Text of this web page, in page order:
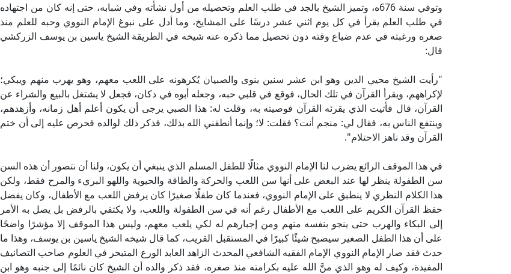
وتوفي سنة 676ه، وتميز الشيخ بالجد في طلب العلم وتحصيله من أول نشأته وفي شبابه، حتى إنه كان من اجتهاده
في طلب العلم يقرأ في كل يوم اثني عشر درسًا على المشايخ، وما أدل على نبوغ الإمام النووي وحبه للعلم منذ
صغره ورغبته في عدم ضياع وقته دون تحصيل مما ذكره عنه شيخه في الطريقة الشيخ ياسين بن يوسف الزركشي
قال:
"رأيت الشيخ محيي الدين وهو ابن عشر سنين بنوى والصبيان يُكرهونه على اللعب معهم، وهو يهرب منهم ويبكي؛
لإكراههم، ويقرأ القرآن في تلك الحال، فوقع في قلبي حبه، وجعله أبوه في دكان، فجعل لا يشتغل بالبيع والشراء عن
القرآن، قال فأتيت الذي يقرئه القرآن فوصيته به، وقلت له: هذا الصبي يرجى أن يكون أعلم أهل زمانه، وأزهدهم،
وينتفع الناس به، فقال لي: منجم أنت؟ فقلت: لا؛ وإنما أنطقني الله بذلك، فذكر ذلك لوالده فحرص عليه إلى أن ختم
القرآن وقد ناهز الاحتلام".
في هذا الموقف الرائع يضرب لنا الإمام النووي مثالًا للطفل المسلم الذي ينبغي أن يكون، ولنا أن نتصور أن هذه السن
سن الطفولة ينظر لها عند البعض على أنها سن اللعب والحركة والطاقة والحيوية واللهو البريء والمرح فقط، ولكن
هذا الكلام النظري لا ينطبق على الإمام النووي، فعندما كان طفلًا صغيرًا كان يرفض اللعب مع الأطفال، وكان يفضل
حفظ القرآن الكريم على اللعب مع الأطفال رغم أنه في سن الطفولة واللعب، ولا يكتفي بالرفض بل يصل به الأمر
إلى البكاء والهرب حتى ينجو بنفسه منهم ومن إجبارهم له لكي يلعب معهم، وليس هذا الموقف إلا مؤشرًا واضحًا
على أن هذا الطفل الصغير سيصبح شيئًا كبيرًا في المستقبل القريب، كما قال شيخه الشيخ ياسين بن يوسف، وهذا ما
حدث فقد صار الإمام النووي الإمام الفقيه الشافعي المحدث الزاهد العابد الورع المتبحر في العلوم صاحب التصانيف
المفيدة، وكيف له وهو الذي منَّ الله عليه بكرامته منذ صغره، فقد ذكر والده أن الشيخ كان نائمًا إلى جنبه وهو ابن